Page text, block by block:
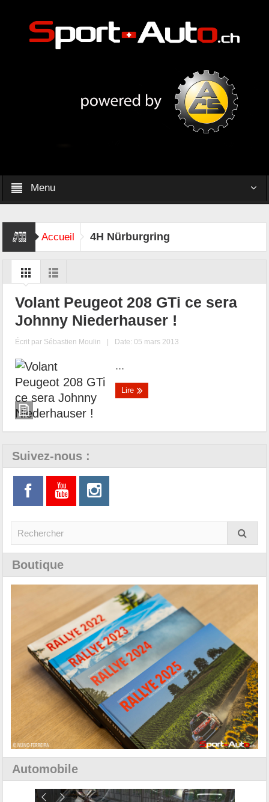
Menu
Accueil 4H Nürburgring
Volant Peugeot 208 GTi ce sera
Johnny Niederhauser !
Écrit par Sébastien Moulin | Date: 05 mars 2013
...
Lire
Suivez-nous :
Boutique
Automobile